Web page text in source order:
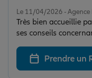
Le 11/04/2026 - Agence
Très bien accueillie
ses conseils
avisés. Je
Prendre un